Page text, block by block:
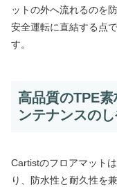
ットの外へ流れるのを防
安全運転に直結する点
す。
高品質のTPE
ンテナンスの
Cartistのフロアマット
り、防水性と耐久性を